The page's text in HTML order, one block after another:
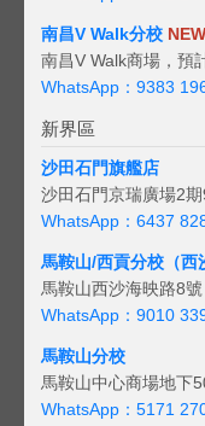
南昌V Walk分校 NEW
南昌V Walk商場，預
WhatsApp：9383
新界區
沙田石門旗艦店
沙田石門京瑞廣場2
WhatsApp：6437
馬鞍山/西貢分校（西
馬鞍山西沙海映路8
WhatsApp：9010
馬鞍山分校
馬鞍山中心商場地下
WhatsApp：5171